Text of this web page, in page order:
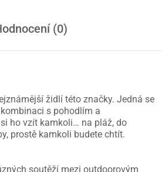
(0)
židlí této značky. Jedná se
s pohodlím a
ho vzít kamkoli… na pláž, do
prostě kamkoli budete chtít.
soutěží mezi outdoorovým